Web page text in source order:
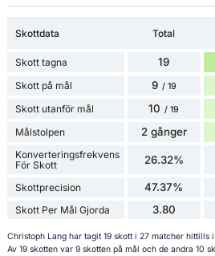
Skottdata Total
Skott tagna 19
Skott på mål 9 / 19
Skott utanför mål 10 / 19
Målstolpen 2 gånger
Konverteringsfrekvens
För Skott
26.32%
Skottprecision 47.37%
Skott Per Mål Gjorda 3.80
Christoph Lang har tagit 19 skott i 27 matcher hittills
Av 19 skotten var 9 skotten på mål och de andra 10